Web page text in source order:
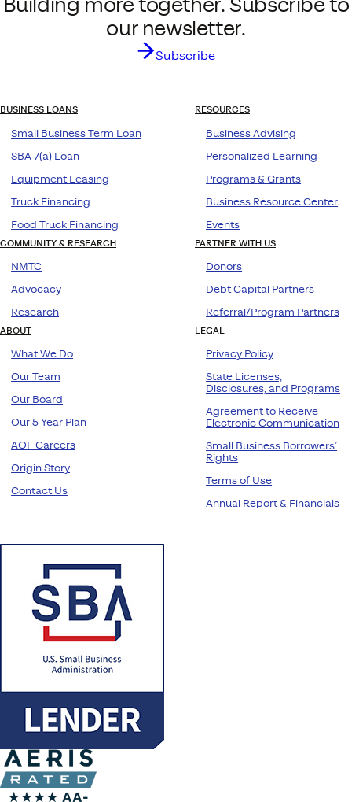
Building more together. Subscribe to
our newsletter.
Subscribe
BUSINESS LOANS
Small Business Term Loan
SBA 7(a) Loan
Equipment Leasing
Truck Financing
Food Truck Financing
RESOURCES
Business Advising
Personalized Learning
Programs & Grants
Business Resource Center
Events
COMMUNITY & RESEARCH
NMTC
Advocacy
Research
PARTNER WITH US
Donors
Debt Capital Partners
Referral/Program Partners
ABOUT
What We Do
Our Team
Our Board
Our 5 Year Plan
AOF Careers
Origin Story
Contact Us
LEGAL
Privacy Policy
State Licenses,
Disclosures, and Programs
Agreement to Receive
Electronic Communication
Small Business Borrowers’
Rights
Terms of Use
Annual Report & Financials